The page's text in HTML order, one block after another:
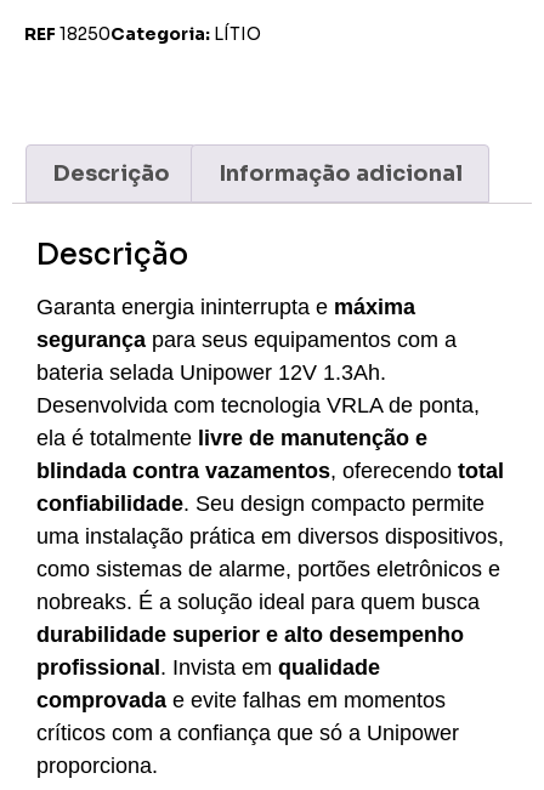
REF 18250Categoria: LÍTIO
Descrição Informação adicional
Descrição
Garanta energia ininterrupta e máxima
segurança para seus equipamentos com a
bateria selada Unipower 12V 1.3Ah.
Desenvolvida com tecnologia VRLA de ponta,
ela é totalmente livre de manutenção e
blindada contra vazamentos, oferecendo total
confiabilidade. Seu design compacto permite
uma instalação prática em diversos dispositivos,
como sistemas de alarme, portões eletrônicos e
nobreaks. É a solução ideal para quem busca
durabilidade superior e alto desempenho
profissional. Invista em qualidade
comprovada e evite falhas em momentos
críticos com a confiança que só a Unipower
proporciona.